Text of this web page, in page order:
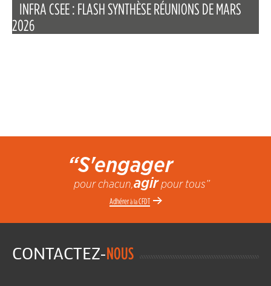
INFRA CSEE : FLASH SYNTHÈSE RÉUNIONS DE MARS
2026
“S'engager
pour chacun,agirpour tous”
Adhérerà laCFDT
CONTACTEZ-NOUS